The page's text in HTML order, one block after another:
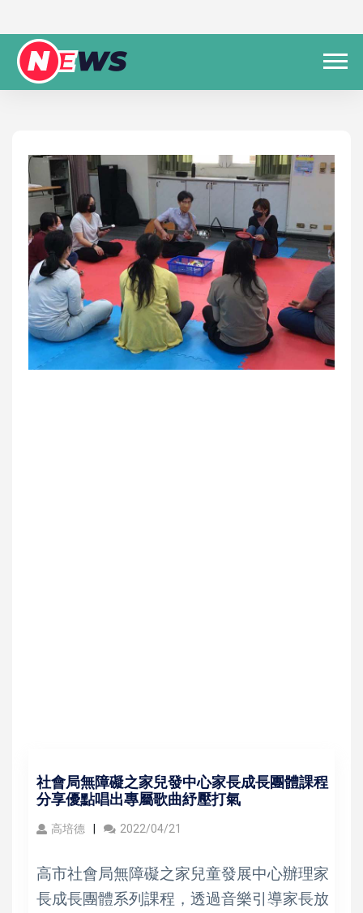
社會局無障礙之家兒發中心家長成長團體課程
分享優點唱出專屬歌曲紓壓打氣
高培德 2022/04/21
高市社會局無障礙之家兒童發展中心辦理家
長成長團體系列課程，透過音樂引導家長放